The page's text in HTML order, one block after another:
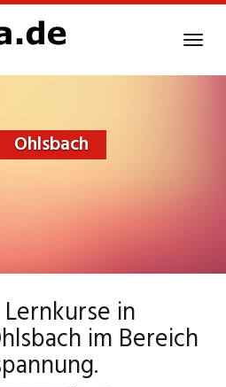
Ohlsbach
in
im Bereich